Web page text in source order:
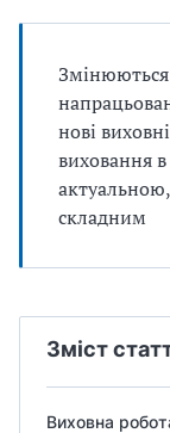
Змінюються
нові
виховання
складним
Зміст
Виховна